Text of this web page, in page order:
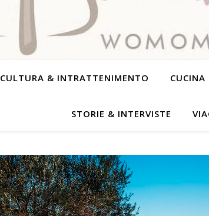
CULTURA & INTRATTENIMENTO CUCINA
STORIE & INTERVISTE